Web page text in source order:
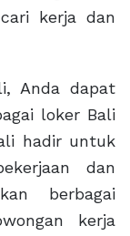
kerja dan
Anda dapat
loker Bali
hadir untuk
dan
berbagai
kerja